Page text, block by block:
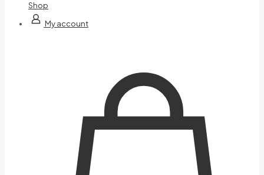
Shop
My account